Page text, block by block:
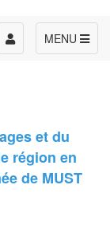
MENU
Toggle
navigation
et du
région en
de MUST